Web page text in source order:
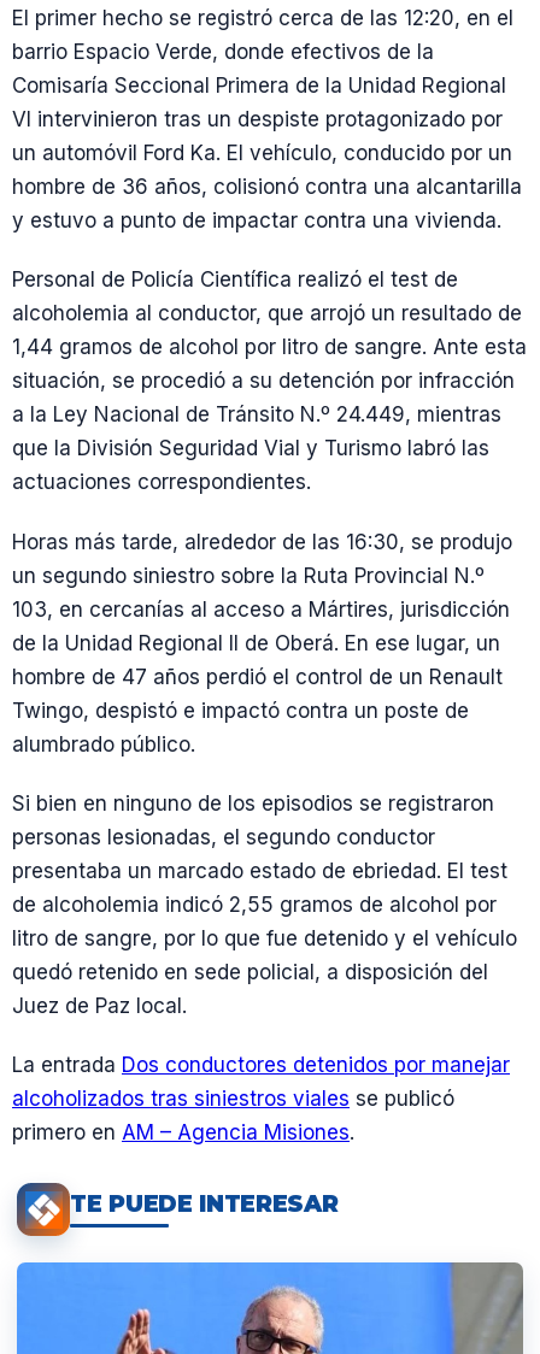
El primer hecho se registró cerca de las 12:20, en el
barrio Espacio Verde, donde efectivos de la
Comisaría Seccional Primera de la Unidad Regional
VI intervinieron tras un despiste protagonizado por
un automóvil Ford Ka. El vehículo, conducido por un
hombre de 36 años, colisionó contra una alcantarilla
y estuvo a punto de impactar contra una vivienda.
Personal de Policía Científica realizó el test de
alcoholemia al conductor, que arrojó un resultado de
1,44 gramos de alcohol por litro de sangre. Ante esta
situación, se procedió a su detención por infracción
a la Ley Nacional de Tránsito N.º 24.449, mientras
que la División Seguridad Vial y Turismo labró las
actuaciones correspondientes.
Horas más tarde, alrededor de las 16:30, se produjo
un segundo siniestro sobre la Ruta Provincial N.º
103, en cercanías al acceso a Mártires, jurisdicción
de la Unidad Regional II de Oberá. En ese lugar, un
hombre de 47 años perdió el control de un Renault
Twingo, despistó e impactó contra un poste de
alumbrado público.
Si bien en ninguno de los episodios se registraron
personas lesionadas, el segundo conductor
presentaba un marcado estado de ebriedad. El test
de alcoholemia indicó 2,55 gramos de alcohol por
litro de sangre, por lo que fue detenido y el vehículo
quedó retenido en sede policial, a disposición del
Juez de Paz local.
La entrada Dos conductores detenidos por manejar
alcoholizados tras siniestros viales se publicó
primero en AM – Agencia Misiones.
TE PUEDE INTERESAR